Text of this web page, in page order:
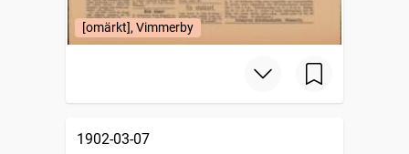
[omärkt], Vimmerby
1902-03-07